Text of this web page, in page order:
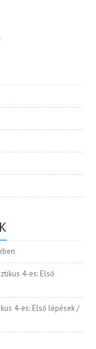
4-es: Első
4-es: Első lépések /